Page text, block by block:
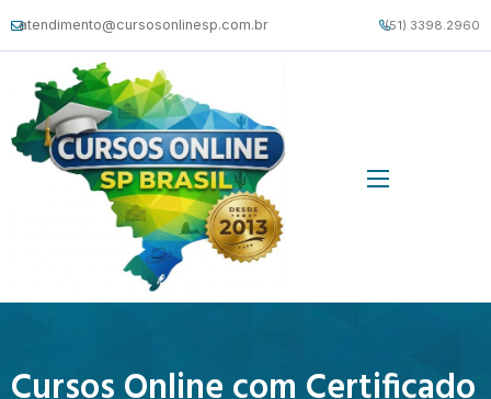
atendimento@cursosonlinesp.com.br (51) 3398.2960